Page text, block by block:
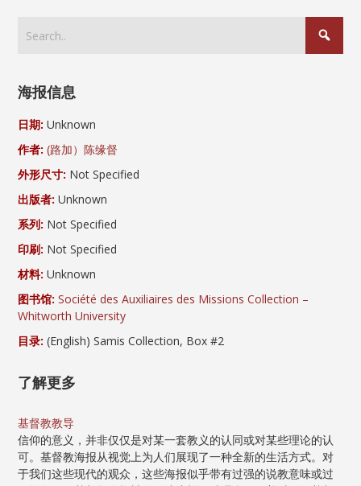
海报信息
日期: Unknown
作者: (路加）陈缘督
外形尺寸: Not Specified
出版者: Unknown
系列: Not Specified
印刷: Not Specified
材料: Unknown
图书馆: Société des Auxiliaires des Missions Collection –
Whitworth University
目录: (English) Samis Collection, Box #2
了解更多
基督教教导
信仰的意义，并非仅仅是对某一套教义的认同或对某些理论的认
可。基督教海报从视觉上为人们展现了一种全新的生活方式。对
于我们这些现代的观众，这些海报似乎带有过强的说教意味或过